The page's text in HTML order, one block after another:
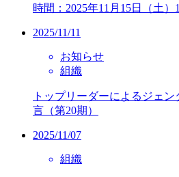
時間：2025年11月15日（土）
2025/11/11
お知らせ
組織
トップリーダーによるジェ
言（第20期）
2025/11/07
組織